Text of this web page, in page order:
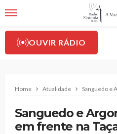
OUVIR RÁDIO
Home Atualidade Sanguedo e
Sanguedo e
em frente na